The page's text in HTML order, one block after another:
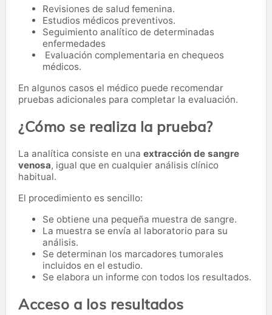
Revisiones de salud femenina.
Estudios médicos preventivos.
Seguimiento analítico de determinadas
enfermedades
Evaluación complementaria en chequeos
médicos.
En algunos casos el médico puede recomendar
pruebas adicionales para completar la evaluación.
¿Cómo se realiza la prueba?
La analítica consiste en una extracción de sangre
venosa, igual que en cualquier análisis clínico
habitual.
El procedimiento es sencillo:
Se obtiene una pequeña muestra de sangre.
La muestra se envía al laboratorio para su
análisis.
Se determinan los marcadores tumorales
incluidos en el estudio.
Se elabora un informe con todos los resultados.
Acceso a los resultados